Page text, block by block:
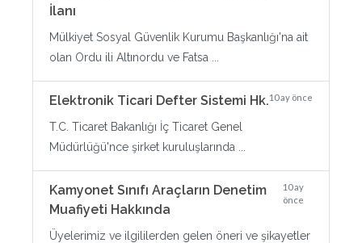
İlanı
Mülkiyet Sosyal Güvenlik Kurumu Başkanlığı'na ait
olan Ordu ili Altınordu ve Fatsa ...
Elektronik Ticari Defter Sistemi Hk.10 ay önce
T.C. Ticaret Bakanlığı İç Ticaret Genel
Müdürlüğü'nce şirket kuruluşlarında ...
Kamyonet Sınıfı Araçların Denetim
Muafiyeti Hakkında
10 ay
önce
Üyelerimiz ve ilgililerden gelen öneri ve şikayetler